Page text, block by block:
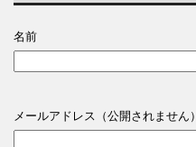
名前
メールアドレス（公開されません）